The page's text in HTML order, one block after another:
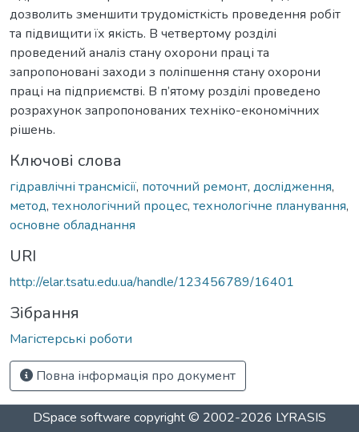
дозволить зменшити трудомісткість проведення робіт
та підвищити їх якість. В четвертому розділі
проведений аналіз стану охорони праці та
запропоновані заходи з поліпшення стану охорони
праці на підприємстві. В п’ятому розділі проведено
розрахунок запропонованих техніко-економічних
рішень.
Ключові слова
гідравлічні трансмісії, поточний ремонт, дослідження,
метод, технологічний процес, технологічне планування,
основне обладнання
URI
http://elar.tsatu.edu.ua/handle/123456789/16401
Зібрання
Магістерські роботи
Повна інформація про документ
DSpace software copyright © 2002-2026 LYRASIS